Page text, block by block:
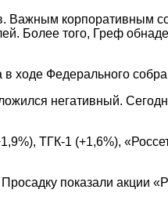
Важным корпоративным
Более того, Греф
ходе Федерального
негативный.
ТГК-1 (+1,6%),
показали акции